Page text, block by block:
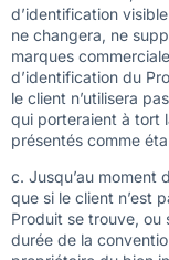
d’identification
ne changera, ne
marques
d’identification du
le client n’utilisera
qui porteraient à tort
présentés comme
c. Jusqu’au moment
que si le client n’est
Produit se trouve, ou
durée de la